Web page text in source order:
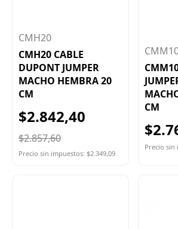
CMH20
CMH20 CABLE
DUPONT JUMPER
MACHO HEMBRA 20
CM
$2.842,40
$2.857,60
Precio sin impuestos: $2.349,09
CM
Precio sin